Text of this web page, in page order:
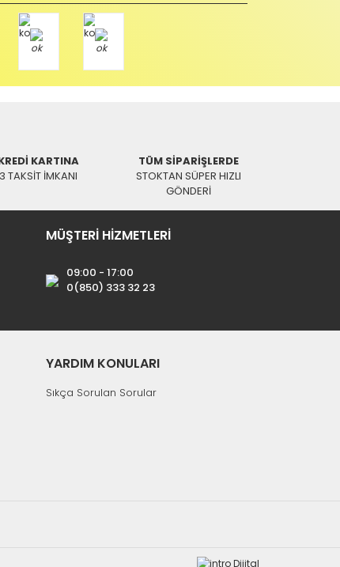
KARTINA
3 TAKSİT İMKANI
TÜM SİPARİŞLERDE
STOKTAN SÜPER HIZLI
GÖNDERİ
MÜŞTERİ HİZMETLERİ
09:00 - 17:00
0(850) 333 32 23
YARDIM KONULARI
Sıkça Sorulan Sorular